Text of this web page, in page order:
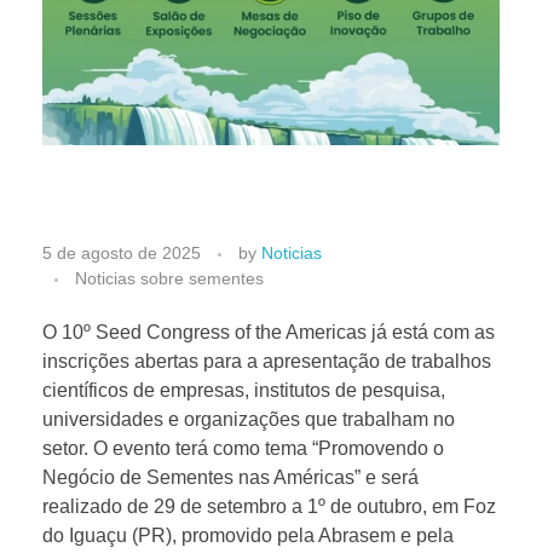
1
0
º
S
e
5 de agosto de 2025 by Noticias
Noticias sobre sementes
O 10º Seed Congress of the Americas já está com as
inscrições abertas para a apresentação de trabalhos
científicos de empresas, institutos de pesquisa,
universidades e organizações que trabalham no
setor. O evento terá como tema “Promovendo o
Negócio de Sementes nas Américas” e será
realizado de 29 de setembro a 1º de outubro, em Foz
do Iguaçu (PR), promovido pela Abrasem e pela